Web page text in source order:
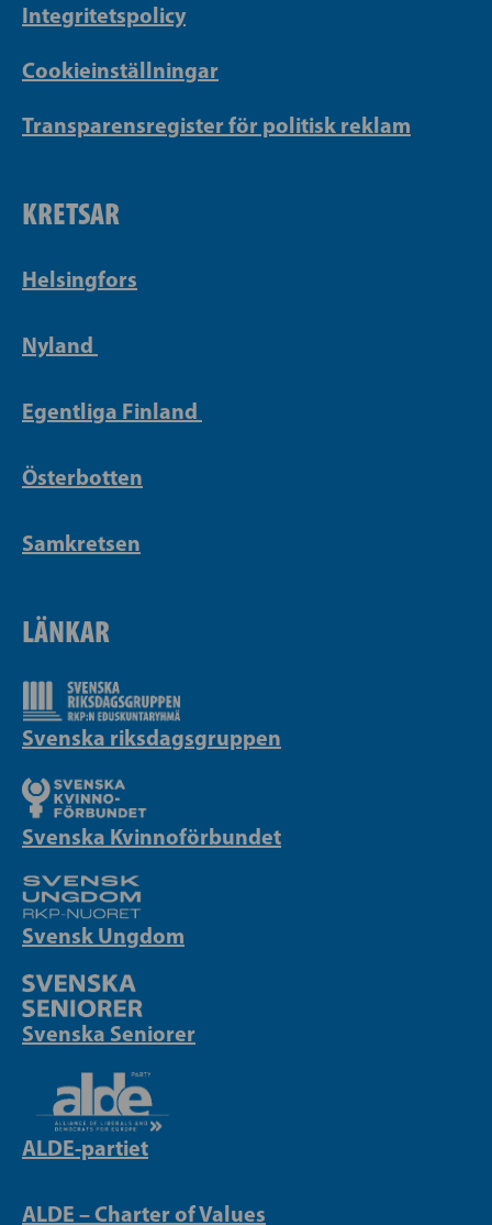
Integritetspolicy
Cookieinställningar
Transparensregister för politisk reklam
KRETSAR
Helsingfors
Nyland
Egentliga Finland
Österbotten
Samkretsen
LÄNKAR
Svenska riksdagsgruppen
Svenska Kvinnoförbundet
Svensk Ungdom
Svenska Seniorer
ALDE-partiet
ALDE – Charter of Values